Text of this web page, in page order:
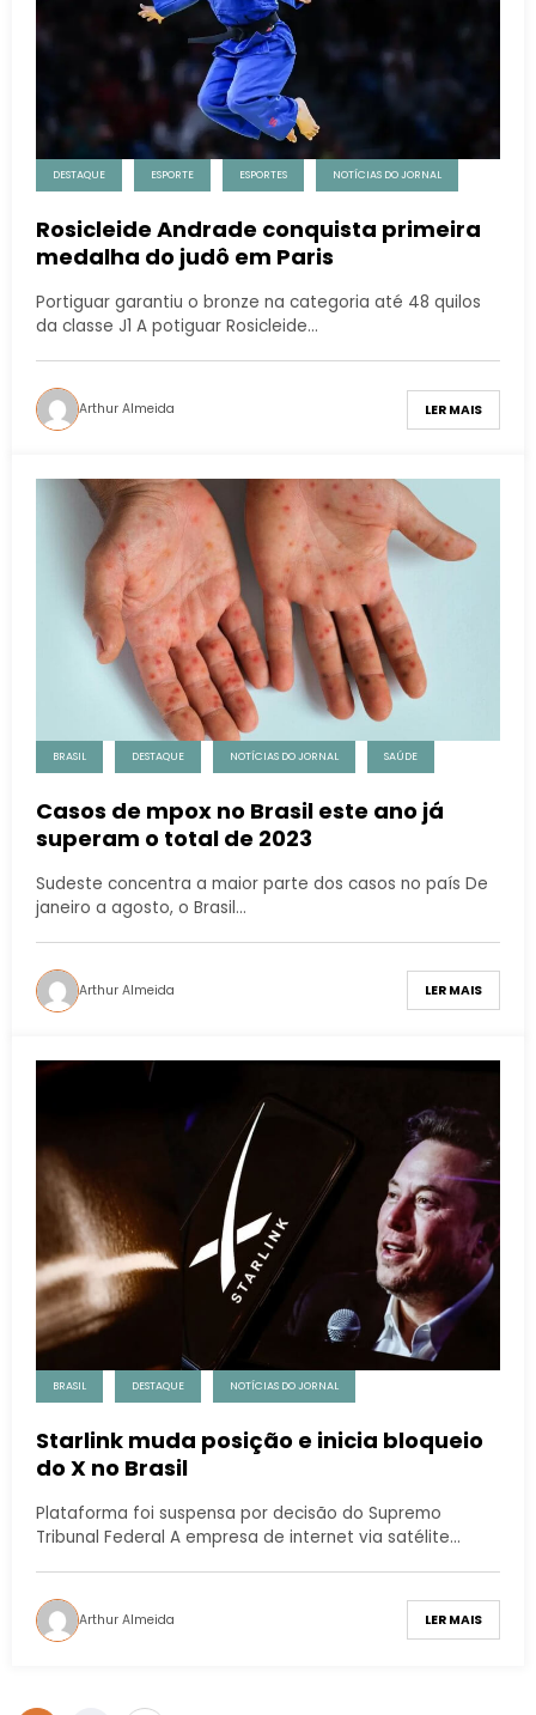
DESTAQUE ESPORTE ESPORTES NOTÍCIAS DO JORNAL
Rosicleide Andrade conquista primeira
medalha do judô em Paris
Portiguar garantiu o bronze na categoria até 48 quilos
da classe J1 A potiguar Rosicleide…
Arthur Almeida LER MAIS
BRASIL DESTAQUE NOTÍCIAS DO JORNAL SAÚDE
Casos de mpox no Brasil este ano já
superam o total de 2023
Sudeste concentra a maior parte dos casos no país De
janeiro a agosto, o Brasil…
Arthur Almeida LER MAIS
BRASIL DESTAQUE NOTÍCIAS DO JORNAL
Starlink muda posição e inicia bloqueio
do X no Brasil
Plataforma foi suspensa por decisão do Supremo
Tribunal Federal A empresa de internet via satélite…
Arthur Almeida LER MAIS